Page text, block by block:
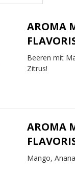
AROMA
Beeren mit
Zitrus!
AROMA
Mango,